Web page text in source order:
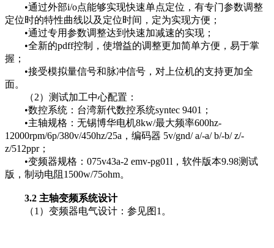
•通过外部i/o点能够实现快速单点定位，有专门参数调整
定位时的特性曲线以及定位时间，定为实现方便；
•通过专用参数调整达到快速加减速的实现；
•全新的pdff控制，使增益的调整更加简单方便，易于掌
握；
•接受模拟量信号和脉冲信号，对上位机的支持更加全
面。
（2）测试加工中心配置：
•数控系统：台湾新代数控系统syntec 9401；
•主轴规格：无锡博华电机8kw/最大频率600hz-
12000rpm/6p/380v/450hz/25a，编码器 5v/gnd/ a/-a/ b/-b/ z/-
z/512ppr；
•变频器规格：075v43a-2 emv-pg01l，软件版本9.98测试
版，制动电阻1500w/75ohm。
3.2 主轴变频系统设计
（1）变频器电气设计：参见图1。